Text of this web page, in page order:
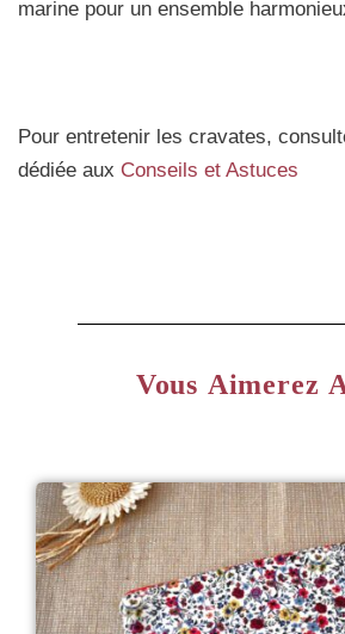
marine pour un ensemble
Pour entretenir les cravates,
dédiée aux Conseils et Astuces
Vous Aimerez